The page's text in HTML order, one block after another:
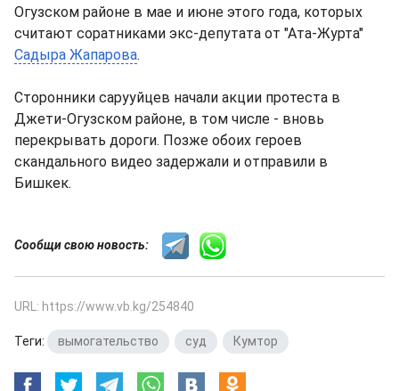
Огузском районе в мае и июне этого года, которых
считают соратниками экс-депутата от "Ата-Журта"
Садыра Жапарова.
Сторонники сарууйцев начали акции протеста в
Джети-Огузском районе, в том числе - вновь
перекрывать дороги. Позже обоих героев
скандального видео задержали и отправили в
Бишкек.
Сообщи свою новость:
URL: https://www.vb.kg/254840
Теги: вымогательство суд Кумтор